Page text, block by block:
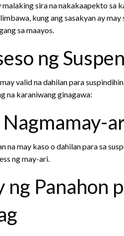
malaking sira na nakakaapekto sa
kung ang sasakyan ay
sa maayos.
ng
valid na dahilan para
na karaniwang ginagawa:
na may kaso o dahilan para sa
ng may-ari.
ng Panahon